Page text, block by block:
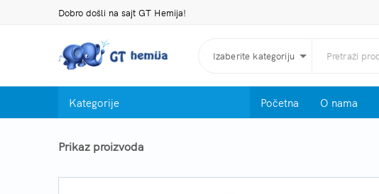
Dobro došli na sajt GT Hemija!
Izaberite kategoriju
Kategorije Početna O nama
Prikaz proizvoda